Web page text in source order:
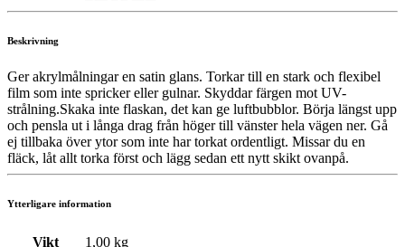
Beskrivning
Ger akrylmålningar en satin glans. Torkar till en stark och flexibel
film som inte spricker eller gulnar. Skyddar färgen mot UV-
strålning.Skaka inte flaskan, det kan ge luftbubblor. Börja längst upp
och pensla ut i långa drag från höger till vänster hela vägen ner. Gå
ej tillbaka över ytor som inte har torkat ordentligt. Missar du en
fläck, låt allt torka först och lägg sedan ett nytt skikt ovanpå.
Ytterligare information
Vikt 1,00 kg